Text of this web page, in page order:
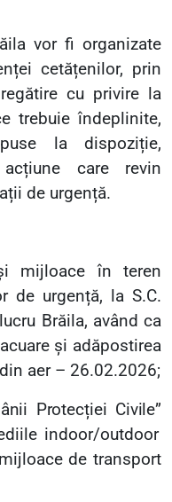
vor fi organizate
cetățenilor, prin
cu privire la
trebuie îndeplinite,
la dispoziție,
care revin
de urgență.
mijloace în teren
de urgență, la S.C.
Brăila, având ca
și adăpostirea
aer – 26.02.2026;
Protecției Civile”
indoor/outdoor
de transport